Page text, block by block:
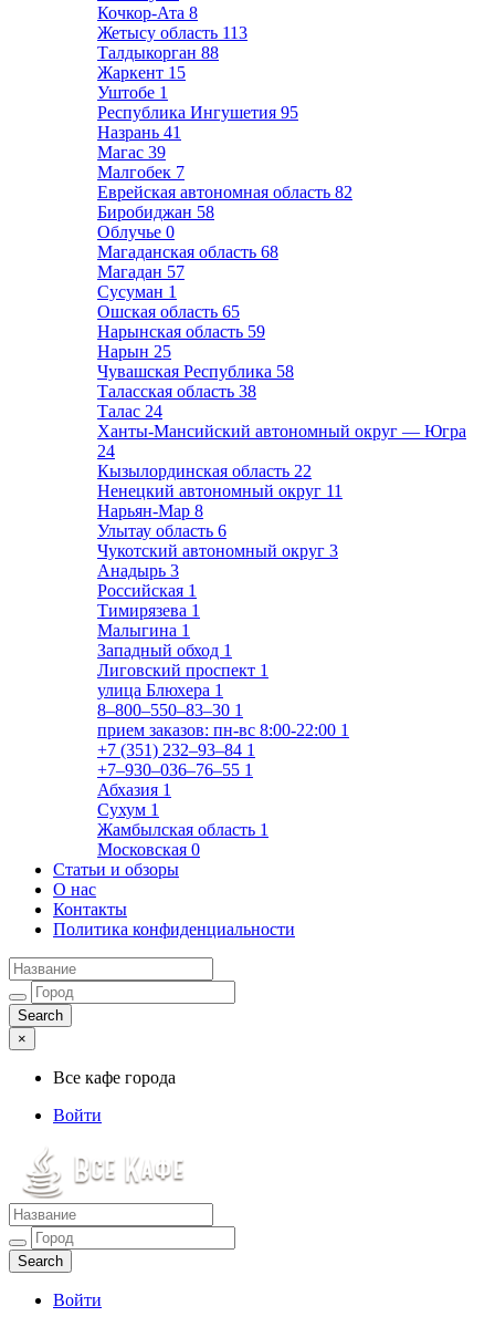
Кочкор-Ата 8
Жетысу область 113
Талдыкорган 88
Жаркент 15
Уштобе 1
Республика Ингушетия 95
Назрань 41
Магас 39
Малгобек 7
Еврейская автономная область 82
Биробиджан 58
Облучье 0
Магаданская область 68
Магадан 57
Сусуман 1
Ошская область 65
Нарынская область 59
Нарын 25
Чувашская Республика 58
Таласская область 38
Талас 24
Ханты-Мансийский автономный округ — Югра
24
Кызылординская область 22
Ненецкий автономный округ 11
Нарьян-Мар 8
Улытау область 6
Чукотский автономный округ 3
Анадырь 3
Российская 1
Тимирязева 1
Малыгина 1
Западный обход 1
Лиговский проспект 1
улица Блюхера 1
8‒800‒550‒83‒30 1
прием заказов: пн-вс 8:00-22:00 1
+7 (351) 232‒93‒84 1
+7‒930‒036‒76‒55 1
Абхазия 1
Сухум 1
Жамбылская область 1
Московская 0
Статьи и обзоры
О нас
Контакты
Политика конфиденциальности
×
Все кафе города
Войти
Все кафе города
Каталог хороших кафе
Войти